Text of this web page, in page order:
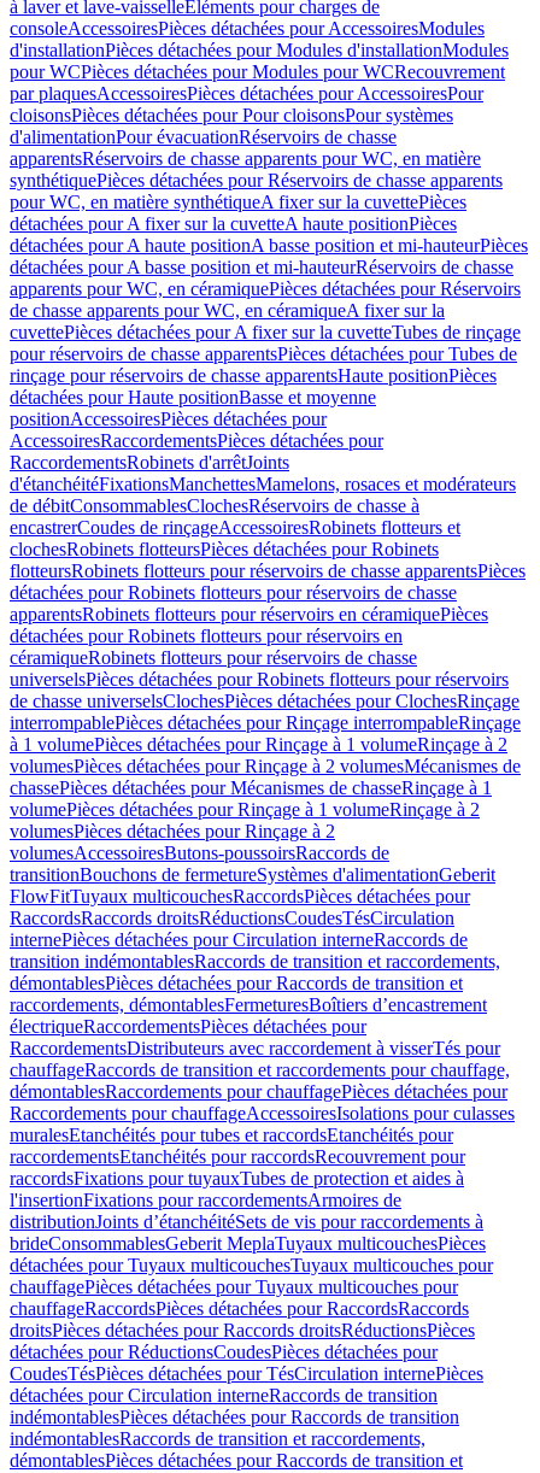
à laver et lave-vaisselleEléments pour charges de
consoleAccessoiresPièces détachées pour AccessoiresModules
d'installationPièces détachées pour Modules d'installationModules
pour WCPièces détachées pour Modules pour WCRecouvrement
par plaquesAccessoiresPièces détachées pour AccessoiresPour
cloisonsPièces détachées pour Pour cloisonsPour systèmes
d'alimentationPour évacuationRéservoirs de chasse
apparentsRéservoirs de chasse apparents pour WC, en matière
synthétiquePièces détachées pour Réservoirs de chasse apparents
pour WC, en matière synthétiqueA fixer sur la cuvettePièces
détachées pour A fixer sur la cuvetteA haute positionPièces
détachées pour A haute positionA basse position et mi-hauteurPièces
détachées pour A basse position et mi-hauteurRéservoirs de chasse
apparents pour WC, en céramiquePièces détachées pour Réservoirs
de chasse apparents pour WC, en céramiqueA fixer sur la
cuvettePièces détachées pour A fixer sur la cuvetteTubes de rinçage
pour réservoirs de chasse apparentsPièces détachées pour Tubes de
rinçage pour réservoirs de chasse apparentsHaute positionPièces
détachées pour Haute positionBasse et moyenne
positionAccessoiresPièces détachées pour
AccessoiresRaccordementsPièces détachées pour
RaccordementsRobinets d'arrêtJoints
d'étanchéitéFixationsManchettesMamelons, rosaces et modérateurs
de débitConsommablesClochesRéservoirs de chasse à
encastrerCoudes de rinçageAccessoiresRobinets flotteurs et
clochesRobinets flotteursPièces détachées pour Robinets
flotteursRobinets flotteurs pour réservoirs de chasse apparentsPièces
détachées pour Robinets flotteurs pour réservoirs de chasse
apparentsRobinets flotteurs pour réservoirs en céramiquePièces
détachées pour Robinets flotteurs pour réservoirs en
céramiqueRobinets flotteurs pour réservoirs de chasse
universelsPièces détachées pour Robinets flotteurs pour réservoirs
de chasse universelsClochesPièces détachées pour ClochesRinçage
interrompablePièces détachées pour Rinçage interrompableRinçage
à 1 volumePièces détachées pour Rinçage à 1 volumeRinçage à 2
volumesPièces détachées pour Rinçage à 2 volumesMécanismes de
chassePièces détachées pour Mécanismes de chasseRinçage à 1
volumePièces détachées pour Rinçage à 1 volumeRinçage à 2
volumesPièces détachées pour Rinçage à 2
volumesAccessoiresButons-poussoirsRaccords de
transitionBouchons de fermetureSystèmes d'alimentationGeberit
FlowFitTuyaux multicouchesRaccordsPièces détachées pour
RaccordsRaccords droitsRéductionsCoudesTésCirculation
internePièces détachées pour Circulation interneRaccords de
transition indémontablesRaccords de transition et raccordements,
démontablesPièces détachées pour Raccords de transition et
raccordements, démontablesFermeturesBoîtiers d’encastrement
électriqueRaccordementsPièces détachées pour
RaccordementsDistributeurs avec raccordement à visserTés pour
chauffageRaccords de transition et raccordements pour chauffage,
démontablesRaccordements pour chauffagePièces détachées pour
Raccordements pour chauffageAccessoiresIsolations pour culasses
muralesEtanchéités pour tubes et raccordsEtanchéités pour
raccordementsEtanchéités pour raccordsRecouvrement pour
raccordsFixations pour tuyauxTubes de protection et aides à
l'insertionFixations pour raccordementsArmoires de
distributionJoints d’étanchéitéSets de vis pour raccordements à
brideConsommablesGeberit MeplaTuyaux multicouchesPièces
détachées pour Tuyaux multicouchesTuyaux multicouches pour
chauffagePièces détachées pour Tuyaux multicouches pour
chauffageRaccordsPièces détachées pour RaccordsRaccords
droitsPièces détachées pour Raccords droitsRéductionsPièces
détachées pour RéductionsCoudesPièces détachées pour
CoudesTésPièces détachées pour TésCirculation internePièces
détachées pour Circulation interneRaccords de transition
indémontablesPièces détachées pour Raccords de transition
indémontablesRaccords de transition et raccordements,
démontablesPièces détachées pour Raccords de transition et